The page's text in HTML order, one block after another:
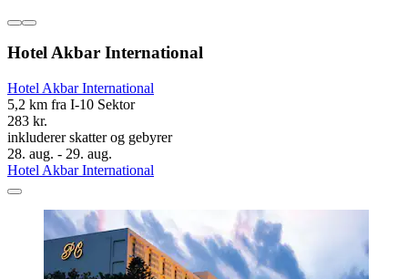
Hotel Akbar International
Hotel Akbar International
5,2 km fra I-10 Sektor
283 kr.
inkluderer skatter og gebyrer
28. aug. - 29. aug.
Hotel Akbar International